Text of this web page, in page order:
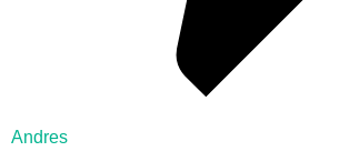
Andres